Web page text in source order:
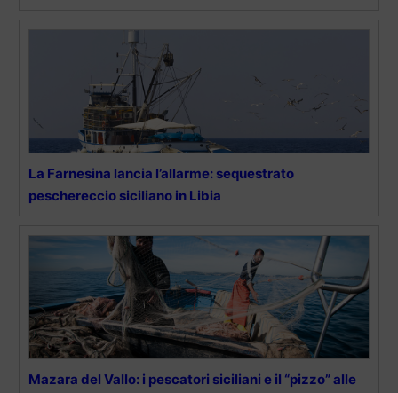
La Farnesina lancia l’allarme: sequestrato
peschereccio siciliano in Libia
Mazara del Vallo: i pescatori siciliani e il “pizzo” alle